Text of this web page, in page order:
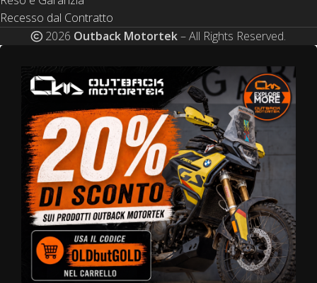
Recesso dal Contratto
2026 Outback Motortek– All Rights Reserved.